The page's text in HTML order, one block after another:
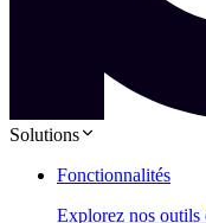
Solutions
Fonctionnalités
Explorez nos